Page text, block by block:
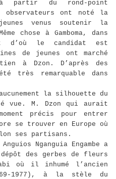
partir du rond-point
ont noté la
venus soutenir la
chose à Gamboma, dans
le candidat est
de jeunes ont marché
à Dzon. D’après des
très remarquable dans
la silhouette du
vue. M. Dzon qui aurait
précis pour entrer
se trouver en Europe où
ses partisans.
Nganguia Engambe a
des gerbes de fleurs
où il inhumé l’ancien
1977), à la stèle du